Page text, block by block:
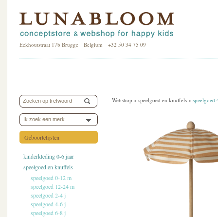
Eekhoutstraat 17b Brugge Belgium +32 50 34 75 09
Ik zoek een merk
Geboortelijsten
kinderkleding 0-6 jaar
speelgoed en knuffels
speelgoed 0-12 m
speelgoed 12-24 m
speelgoed 2-4 j
speelgoed 4-6 j
speelgoed 6-8 j
Webshop > speelgoed en knuffels > speelgoed